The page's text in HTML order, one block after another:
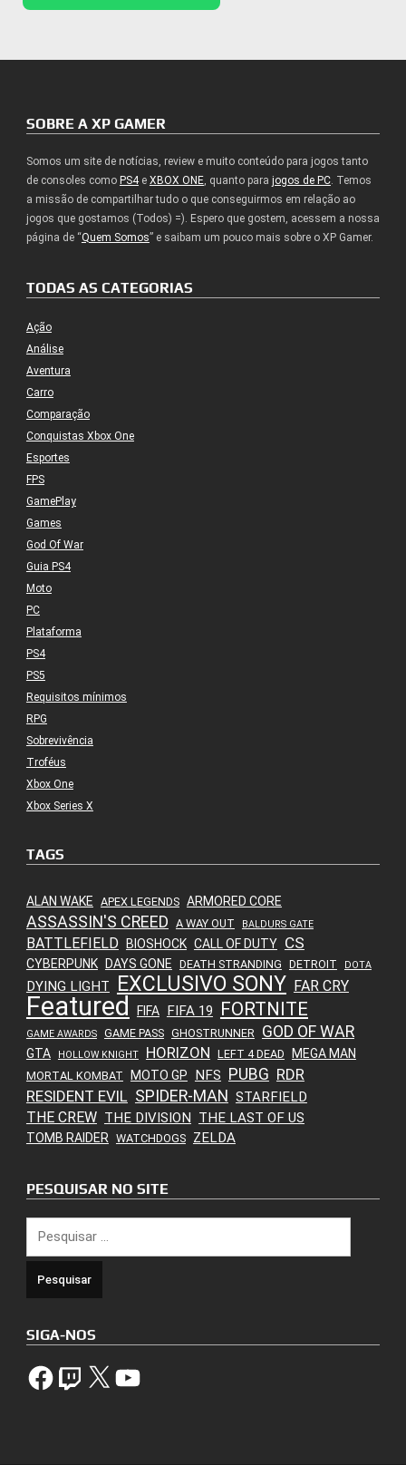
SOBRE A XP GAMER
Somos um site de notícias, review e muito conteúdo para jogos tanto
de consoles como PS4e XBOX ONE, quanto para jogos de PC. Temos
a missão de compartilhar tudo o que conseguirmos em relação ao
jogos que gostamos (Todos) =). Espero que gostem, acessem a nossa
página de “Quem Somos” e saibam um pouco mais sobre o XP Gamer.
TODAS AS CATEGORIAS
Ação
Análise
Aventura
Carro
Comparação
Conquistas Xbox One
Esportes
FPS
GamePlay
Games
God Of War
Guia PS4
Moto
PC
Plataforma
PS4
PS5
Requisitos mínimos
RPG
Sobrevivência
Troféus
Xbox One
Xbox Series X
TAGS
ALAN WAKE APEX LEGENDS ARMORED CORE
ASSASSIN'S CREED A WAY OUT BALDURS GATE
BATTLEFIELD BIOSHOCK CALL OF DUTY CS
CYBERPUNK DAYS GONE DEATH STRANDING DETROIT DOTA
DYING LIGHT EXCLUSIVO SONY FAR CRY
Featured FIFA FIFA 19 FORTNITE
GAME AWARDS GAME PASS GHOSTRUNNER GOD OF WAR
GTA HOLLOW KNIGHT HORIZON LEFT 4 DEAD MEGA MAN
MORTAL KOMBAT MOTO GP NFS PUBG RDR
RESIDENT EVIL SPIDER-MAN STARFIELD
THE CREW THE DIVISION THE LAST OF US
TOMB RAIDER WATCHDOGS ZELDA
PESQUISAR NO SITE
por:
SIGA-NOS
FacebookTwitch X YouTube